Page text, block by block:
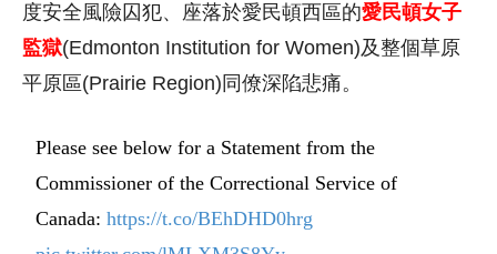
度安全風險囚犯、座落於愛民頓西區的愛民頓女子
監獄(Edmonton Institution for Women)及整個草原
平原區(Prairie Region)同僚深陷悲痛。
Please see below for a Statement from the
Commissioner of the Correctional Service of
Canada:https://t.co/BEhDHD0hrg